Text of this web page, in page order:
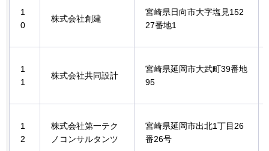
1
0
株式会社創建
宮崎県日向市大字塩見152
27番地1
1
1
株式会社共同設計
宮崎県延岡市大武町39番地
95
1
2
株式会社第一テク
ノコンサルタンツ
宮崎県延岡市出北1丁目26
番26号